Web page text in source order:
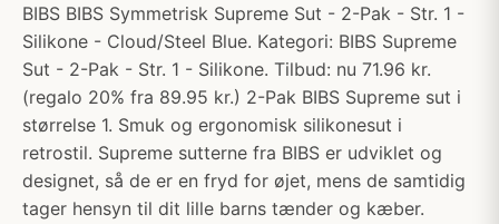
BIBS BIBS Symmetrisk Supreme Sut - 2-Pak - Str. 1 -
Silikone - Cloud/Steel Blue. Kategori: BIBS Supreme
Sut - 2-Pak - Str. 1 - Silikone. Tilbud: nu 71.96 kr.
(regalo 20% fra 89.95 kr.) 2-Pak BIBS Supreme sut i
størrelse 1. Smuk og ergonomisk silikonesut i
retrostil. Supreme sutterne fra BIBS er udviklet og
designet, så de er en fryd for øjet, mens de samtidig
tager hensyn til dit lille barns tænder og kæber.